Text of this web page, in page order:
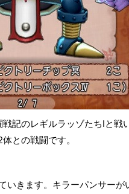
記のレギルラッゾたちIと戦
との戦闘です。
いきます。キラーパンサーが